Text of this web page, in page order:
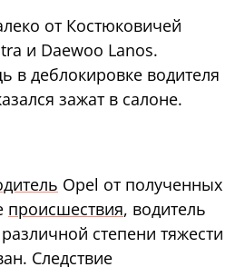
от Костюковичей
и Daewoo Lanos.
в деблокировке водителя
зажат в салоне.
Opel от полученных
происшествия, водитель
степени тяжести
Следствие